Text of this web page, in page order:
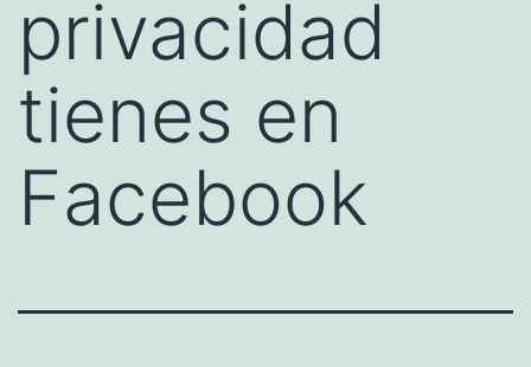
privacidad
tienes en
Facebook